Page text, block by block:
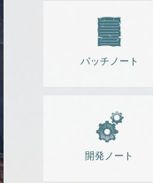
パッチノート
開発ノート